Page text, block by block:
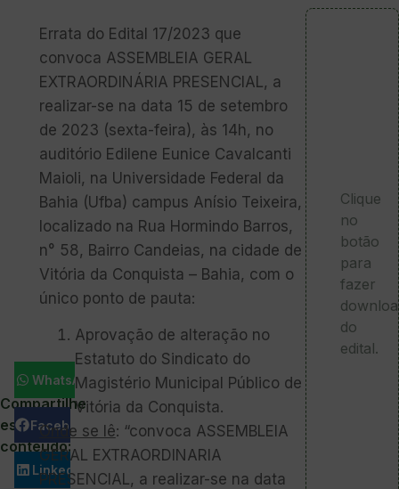
Compartilhe
este
conteúdo:
WhatsApp
Facebook
LinkedIn
Errata do Edital 17/2023 que
convoca ASSEMBLEIA GERAL
EXTRAORDINÁRIA PRESENCIAL, a
realizar-se na data 15 de setembro
de 2023 (sexta-feira), às 14h, no
auditório Edilene Eunice Cavalcanti
Maioli, na Universidade Federal da
Bahia (Ufba) campus Anísio Teixeira,
localizado na Rua Hormindo Barros,
n° 58, Bairro Candeias, na cidade de
Vitória da Conquista – Bahia, com o
único ponto de pauta:
Aprovação de alteração no
Estatuto do Sindicato do
Magistério Municipal Público de
Vitória da Conquista.
Onde se lê: “convoca ASSEMBLEIA
GERAL EXTRAORDINARIA
PRESENCIAL, a realizar-se na data
Clique
no
botão
para
fazer
do
edital.